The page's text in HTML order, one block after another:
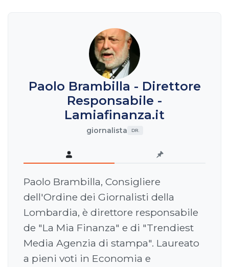
Paolo Brambilla - Direttore
Responsabile -
Lamiafinanza.it
giornalista DR.
Paolo Brambilla, Consigliere
dell'Ordine dei Giornalisti della
Lombardia, è direttore responsabile
de "La Mia Finanza" e di "Trendiest
Media Agenzia di stampa". Laureato
a pieni voti in Economia e